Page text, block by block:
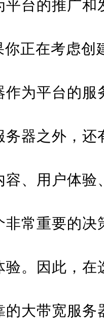
平台的推广
你正在考虑
作为平台的
务器之外，
容、用户体
非常重要的
验。因此，
的大带宽服